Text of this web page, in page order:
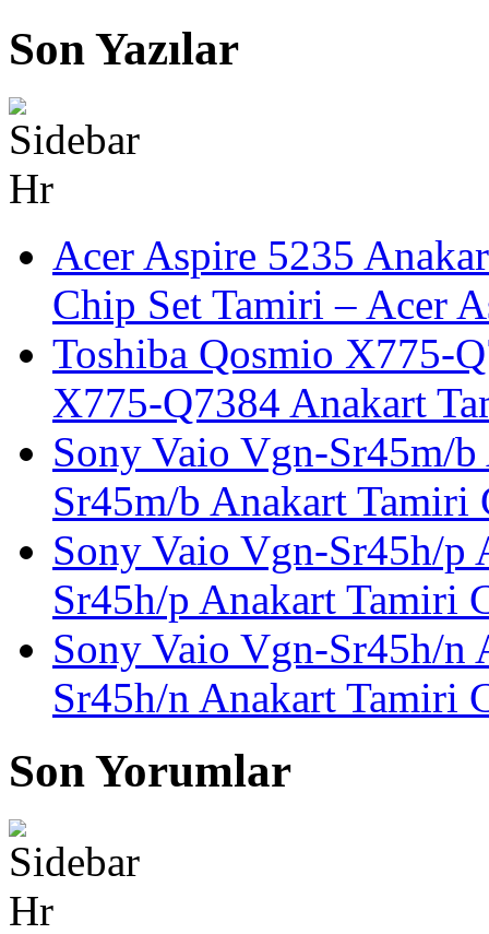
Son Yazılar
Acer Aspire 5235
Chip Set Tamiri – Acer
Toshiba Qosmio X775-
X775-Q7384 Anakart
Sony Vaio Vgn-Sr45m/
Sr45m/b Anakart Tamiri
Sony Vaio Vgn-Sr45h/p
Sr45h/p Anakart Tamiri
Sony Vaio Vgn-Sr45h/n
Sr45h/n Anakart Tamiri
Son Yorumlar